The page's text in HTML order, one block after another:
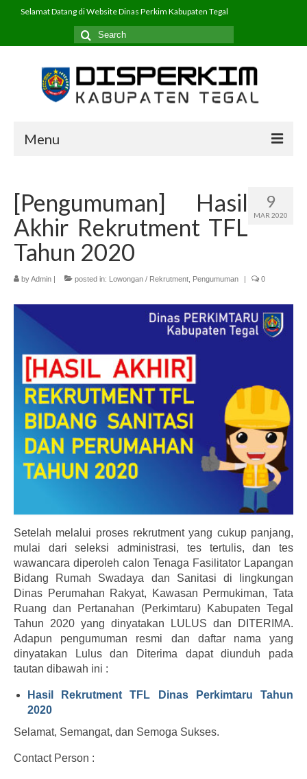
Selamat Datang di Website Dinas Perkim Kabupaten Tegal
Search
for:
Menu
Profil
PPID
Program
Informasi
Download
Dokumentasi
Hubungi Kami
9
MAR 2020
[Pengumuman] Hasil
Akhir Rekrutment TFL
Tahun 2020
byAdmin posted in: Lowongan / Rekrutment Pengumuman 0
Setelah melalui proses rekrutment yang cukup panjang,
mulai dari seleksi administrasi, tes tertulis, dan tes
wawancara diperoleh calon Tenaga Fasilitator Lapangan
Bidang Rumah Swadaya dan Sanitasi di lingkungan
Dinas Perumahan Rakyat, Kawasan Permukiman, Tata
Ruang dan Pertanahan (Perkimtaru) Kabupaten Tegal
Tahun 2020 yang dinyatakan LULUS dan DITERIMA.
Adapun pengumuman resmi dan daftar nama yang
dinyatakan Lulus dan Diterima dapat diunduh pada
tautan dibawah ini :
Hasil Rekrutment TFL Dinas Perkimtaru Tahun
2020
Selamat, Semangat, dan Semoga Sukses.
Contact Person :